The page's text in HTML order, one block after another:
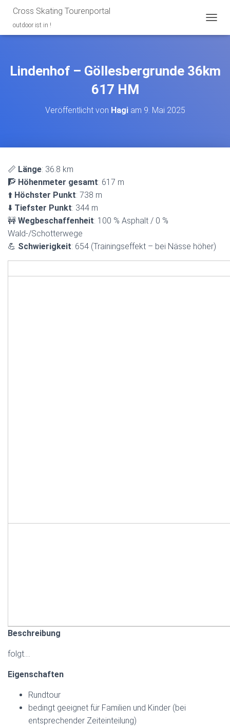
Cross Skating Tourenportal
outdoor ist in !
A
A
Lindenhof – Göllesbergrunde 36km
617 HM
Veröffentlicht von Hagiam 9. Mai 2025
📏 Länge: 36.8 km
🧗 Höhenmeter gesamt: 617 m
⬆️ Höchster Punkt: 738 m
⬇️ Tiefster Punkt: 344 m
🚧 Wegbeschaffenheit: 100 % Asphalt / 0 %
Wald-/Schotterwege
💪 Schwierigkeit: 654 (Trainingseffekt – bei Nässe höher)
Beschreibung
folgt….
Eigenschaften
Rundtour
bedingt geeignet für Familien und Kinder (bei
entsprechender Zeiteinteilung)